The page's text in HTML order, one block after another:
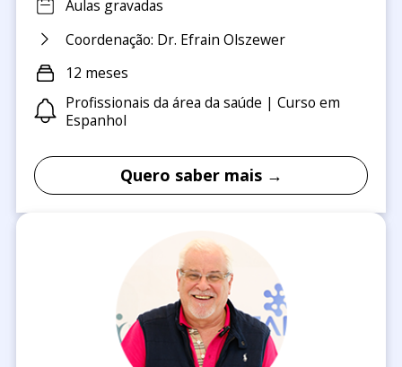
Aulas gravadas
Coordenação: Dr. Efrain Olszewer
12 meses
Profissionais da área da saúde | Curso em
Espanhol
Quero saber mais →